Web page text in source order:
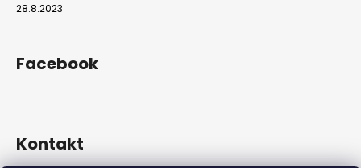
28.8.2023
Facebook
Kontakt